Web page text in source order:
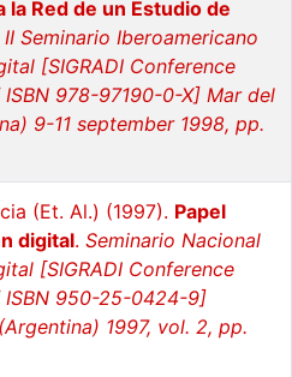
la Red de un Estudio de
II Seminario Iberoamericano
[SIGRADI Conference
978-97190-0-X] Mar del
9-11 september 1998, pp.
(Et. Al.) (1997). Papel
digital. Seminario Nacional
[SIGRADI Conference
ISBN 950-25-0424-9]
1997, vol. 2, pp.